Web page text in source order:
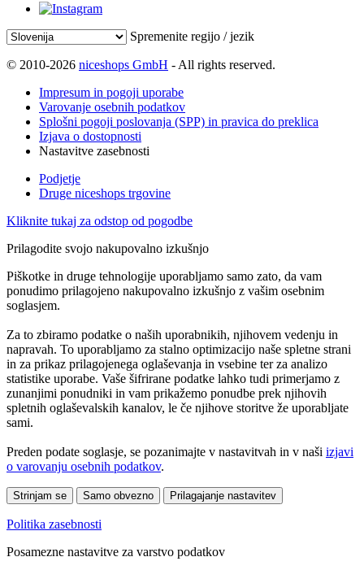
Spremenite regijo / jezik
© 2010-2026 niceshops GmbH - All rights reserved.
Impresum in pogoji uporabe
Varovanje osebnih podatkov
Splošni pogoji poslovanja (SPP) in pravica do preklica
Izjava o dostopnosti
Nastavitve zasebnosti
Podjetje
Druge niceshops trgovine
Kliknite tukaj za odstop od pogodbe
Prilagodite svojo nakupovalno izkušnjo
Piškotke in druge tehnologije uporabljamo samo zato, da vam
ponudimo prilagojeno nakupovalno izkušnjo z vašim osebnim
soglasjem.
Za to zbiramo podatke o naših uporabnikih, njihovem vedenju in
napravah. To uporabljamo za stalno optimizacijo naše spletne strani
in za prikaz prilagojenega oglaševanja in vsebine ter za analizo
statistike uporabe. Vaše šifrirane podatke lahko tudi primerjamo z
zunanjimi ponudniki in vam prikažemo ponudbe prek njihovih
spletnih oglaševalskih kanalov, le če njihove storitve že uporabljate
sami.
Preden podate soglasje, se pozanimajte v nastavitvah in v naši izjavi
o varovanju osebnih podatkov.
Strinjam se Samo obvezno Prilagajanje nastavitev
Politika zasebnosti
Posamezne nastavitve za varstvo podatkov